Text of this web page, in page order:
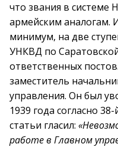
что звания в системе
армейским аналогам.
минимум, на две
УНКВД по
ответственных
заместитель
управления. Он был
1939 года согласно
статьи гласил:
работе в Главном